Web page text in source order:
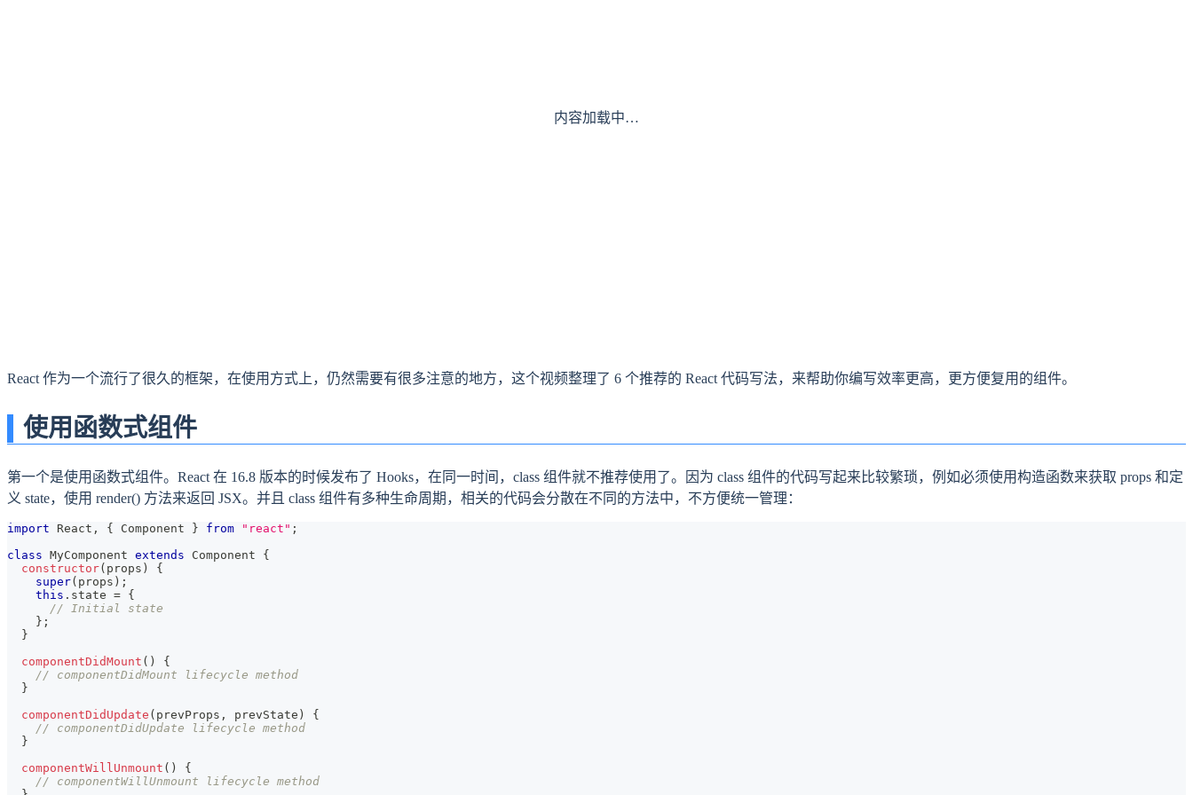
内容加载中…
React 作为一个流行了很久的框架，在使用方式上，仍然需要有很多注意的地方，这个视频整理了 6 个推荐的 React 代码写法，来帮助你编写效率更高，更方便复用的组件。
使用函数式组件
第一个是使用函数式组件。React 在 16.8 版本的时候发布了 Hooks，在同一时间，class 组件就不推荐使用了。因为 class 组件的代码写起来比较繁琐，例如必须使用构造函数来获取 props 和定
义 state，使用 render() 方法来返回 JSX。并且 class 组件有多种生命周期，相关的代码会分散在不同的方法中，不方便统一管理：
import React , { Component } from "react" ;
class MyComponent extends Component
{
constructor( props )
{
super( props ) ;
this . state = {
// Initial state
} ;
}
componentDidMount ( )
{
// componentDidMount lifecycle method
}
componentDidUpdate ( prevProps , prevState )
{
// componentDidUpdate lifecycle method
}
componentWillUnmount ( )
{
// componentWillUnmount lifecycle method